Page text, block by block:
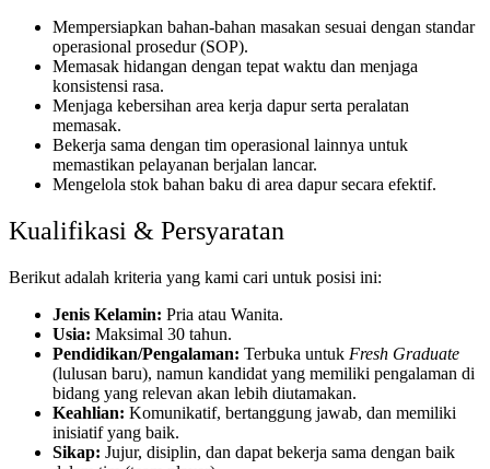
Mempersiapkan bahan-bahan masakan sesuai dengan standar
operasional prosedur (SOP).
Memasak hidangan dengan tepat waktu dan menjaga
konsistensi rasa.
Menjaga kebersihan area kerja dapur serta peralatan
memasak.
Bekerja sama dengan tim operasional lainnya untuk
memastikan pelayanan berjalan lancar.
Mengelola stok bahan baku di area dapur secara efektif.
Kualifikasi & Persyaratan
Berikut adalah kriteria yang kami cari untuk posisi ini:
Jenis Kelamin: Pria atau Wanita.
Usia: Maksimal 30 tahun.
Pendidikan/Pengalaman: Terbuka untuk Fresh Graduate
(lulusan baru), namun kandidat yang memiliki pengalaman di
bidang yang relevan akan lebih diutamakan.
Keahlian: Komunikatif, bertanggung jawab, dan memiliki
inisiatif yang baik.
Sikap: Jujur, disiplin, dan dapat bekerja sama dengan baik